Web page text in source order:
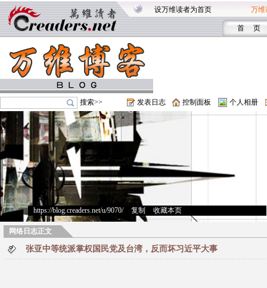
设万维读者为首页 万维
首 页
搜索>> 发表日志 控制面板 个人相册
https://blog.creaders.net/u/9070/> 复制 收藏本页
网络日志正文
张亚中等统派掌权国民党及台湾，反而坏习近平大事